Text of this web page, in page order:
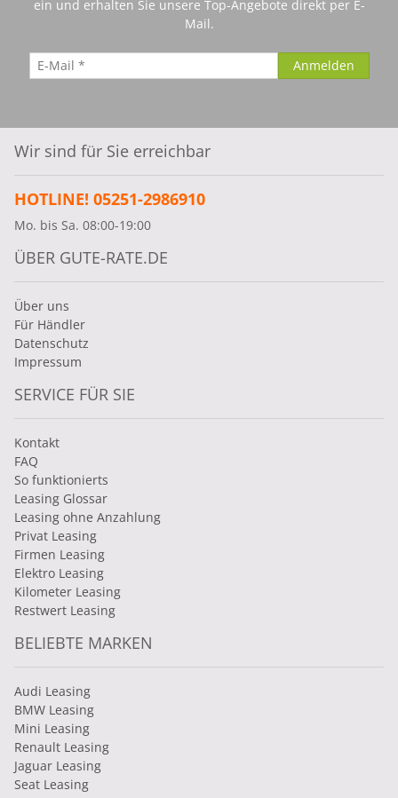
ein und erhalten Sie unsere Top-Angebote direkt per E-
Mail.
Wir sind für Sie erreichbar
HOTLINE! 05251-2986910
Mo. bis Sa. 08:00-19:00
ÜBER GUTE-RATE.DE
Über uns
Für Händler
Datenschutz
Impressum
SERVICE FÜR SIE
Kontakt
FAQ
So funktionierts
Leasing Glossar
Leasing ohne Anzahlung
Privat Leasing
Firmen Leasing
Elektro Leasing
Kilometer Leasing
Restwert Leasing
BELIEBTE MARKEN
Audi Leasing
BMW Leasing
Mini Leasing
Renault Leasing
Jaguar Leasing
Seat Leasing